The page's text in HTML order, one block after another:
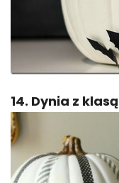
14. Dynia z klasą